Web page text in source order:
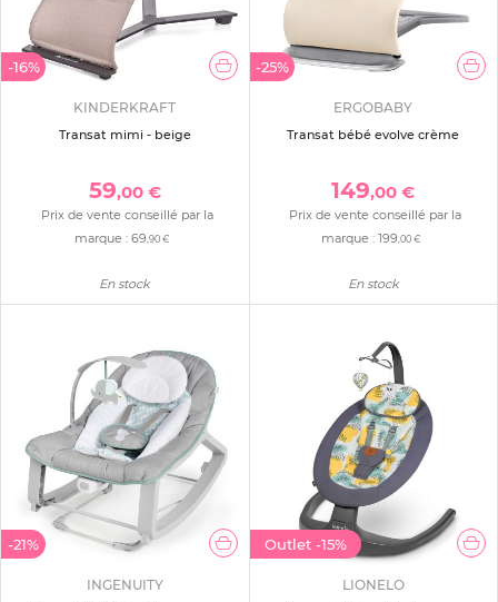
-16%
KINDERKRAFT
Transat mimi - beige
59,00 €
Prix de vente conseillé par la
marque :69,90 €
En stock
-25%
ERGOBABY
Transat bébé evolve crème
149,00 €
Prix de vente conseillé par la
marque : 199,00 €
En stock
-21%
INGENUITY
Outlet -15%
LIONELO